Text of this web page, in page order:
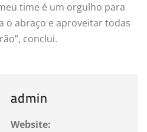
time é um orgulho para
o abraço e aproveitar todas
conclui.
admin
Website: